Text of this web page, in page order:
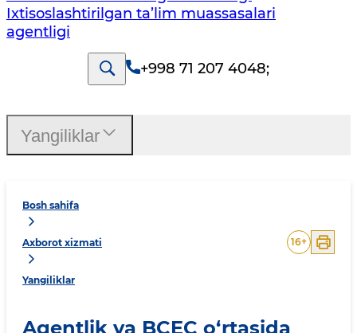
Ixtisoslashtirilgan ta’lim muassasalari
agentligi
+998 71 207 4048;
Bosh sahifa
Axborot xizmati
Yangiliklar
16+
Agentlik va BCEC o‘rtasida
Yangiliklar